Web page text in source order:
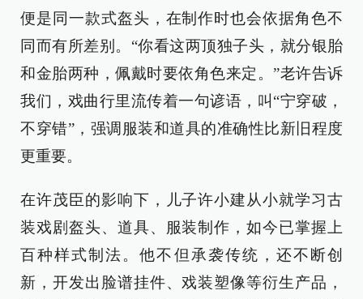
便是同一款式盔头，在制作时也会依据角色不
同而有所差别。“你看这两顶独子头，就分银胎
和金胎两种，佩戴时要依角色来定。”老许告诉
我们，戏曲行里流传着一句谚语，叫“宁穿破，
不穿错”，强调服装和道具的准确性比新旧程度
更重要。
在许茂臣的影响下，儿子许小建从小就学习古
装戏剧盔头、道具、服装制作，如今已掌握上
百种样式制法。他不但承袭传统，还不断创
新，开发出脸谱挂件、戏装塑像等衍生产品，